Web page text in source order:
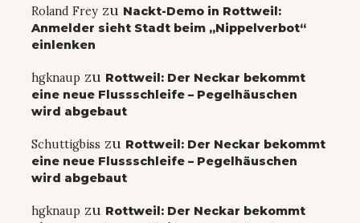
Roland Frey zu Nackt-Demo in Rottweil:
Anmelder sieht Stadt beim „Nippelverbot“
einlenken
hgknaup zu Rottweil: Der Neckar bekommt
eine neue Flussschleife – Pegelhäuschen
wird abgebaut
Schuttigbiss zu Rottweil: Der Neckar bekommt
eine neue Flussschleife – Pegelhäuschen
wird abgebaut
hgknaup zu Rottweil: Der Neckar bekommt